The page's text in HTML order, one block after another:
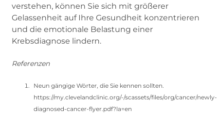
verstehen, können Sie sich mit größerer
Gelassenheit auf Ihre Gesundheit konzentrieren
und die emotionale Belastung einer
Krebsdiagnose lindern.
Referenzen
Neun gängige Wörter, die Sie kennen sollten.
https://my.clevelandclinic.org/-/scassets/files/org/cancer/newly-
diagnosed-cancer-flyer.pdf?la=en